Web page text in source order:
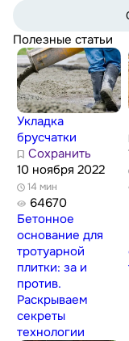
Полезные статьи
Укладка
брусчатки
Сохранить
10 ноября 2022
14 мин
64670
Бетонное
основание для
тротуарной
плитки: за и
против.
Раскрываем
секреты
технологии